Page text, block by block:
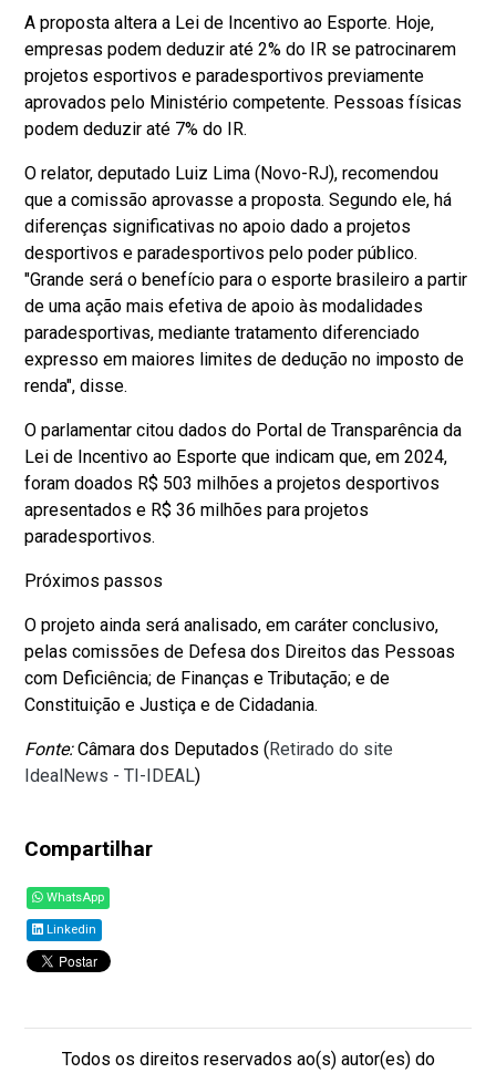
A proposta altera a Lei de Incentivo ao Esporte. Hoje,
empresas podem deduzir até 2% do IR se patrocinarem
projetos esportivos e paradesportivos previamente
aprovados pelo Ministério competente. Pessoas físicas
podem deduzir até 7% do IR.
O relator, deputado Luiz Lima (Novo-RJ), recomendou
que a comissão aprovasse a proposta. Segundo ele, há
diferenças significativas no apoio dado a projetos
desportivos e paradesportivos pelo poder público.
"Grande será o benefício para o esporte brasileiro a partir
de uma ação mais efetiva de apoio às modalidades
paradesportivas, mediante tratamento diferenciado
expresso em maiores limites de dedução no imposto de
renda", disse.
O parlamentar citou dados do Portal de Transparência da
Lei de Incentivo ao Esporte que indicam que, em 2024,
foram doados R$ 503 milhões a projetos desportivos
apresentados e R$ 36 milhões para projetos
paradesportivos.
Próximos passos
O projeto ainda será analisado, em caráter conclusivo,
pelas comissões de Defesa dos Direitos das Pessoas
com Deficiência; de Finanças e Tributação; e de
Constituição e Justiça e de Cidadania.
Fonte:Câmara dos Deputados (Retirado do site
IdealNews - TI-IDEAL)
Compartilhar
WhatsApp
Linkedin
Todos os direitos reservados ao(s) autor(es) do